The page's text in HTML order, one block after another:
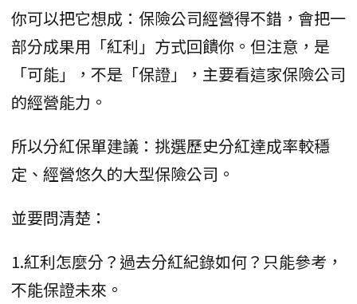
你可以把它想成：保險公司經營得不錯，會把一
部分成果用「紅利」方式回饋你。但注意，是
「可能」，不是「保證」，主要看這家保險公司
的經營能力。
所以分紅保單建議：挑選歷史分紅達成率較穩
定、經營悠久的大型保險公司。
並要問清楚：
1.紅利怎麼分？過去分紅紀錄如何？只能參考，
不能保證未來。